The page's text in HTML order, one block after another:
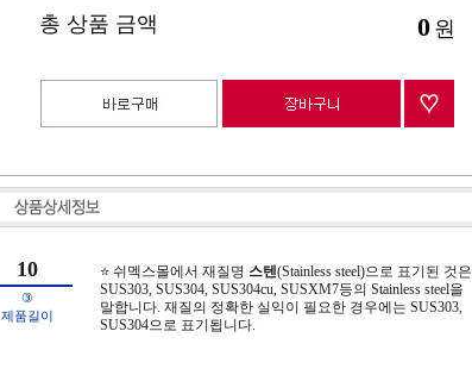
총 상품 금액 0 원
10
③
제품길이
⭐ 쉬멕스몰에서 재질명 스텐(Stainless steel)으로 표기된 것은
SUS303, SUS304, SUS304cu, SUSXM7등의 Stainless steel을
말합니다. 재질의 정확한 실익이 필요한 경우에는 SUS303,
SUS304으로 표기됩니다.